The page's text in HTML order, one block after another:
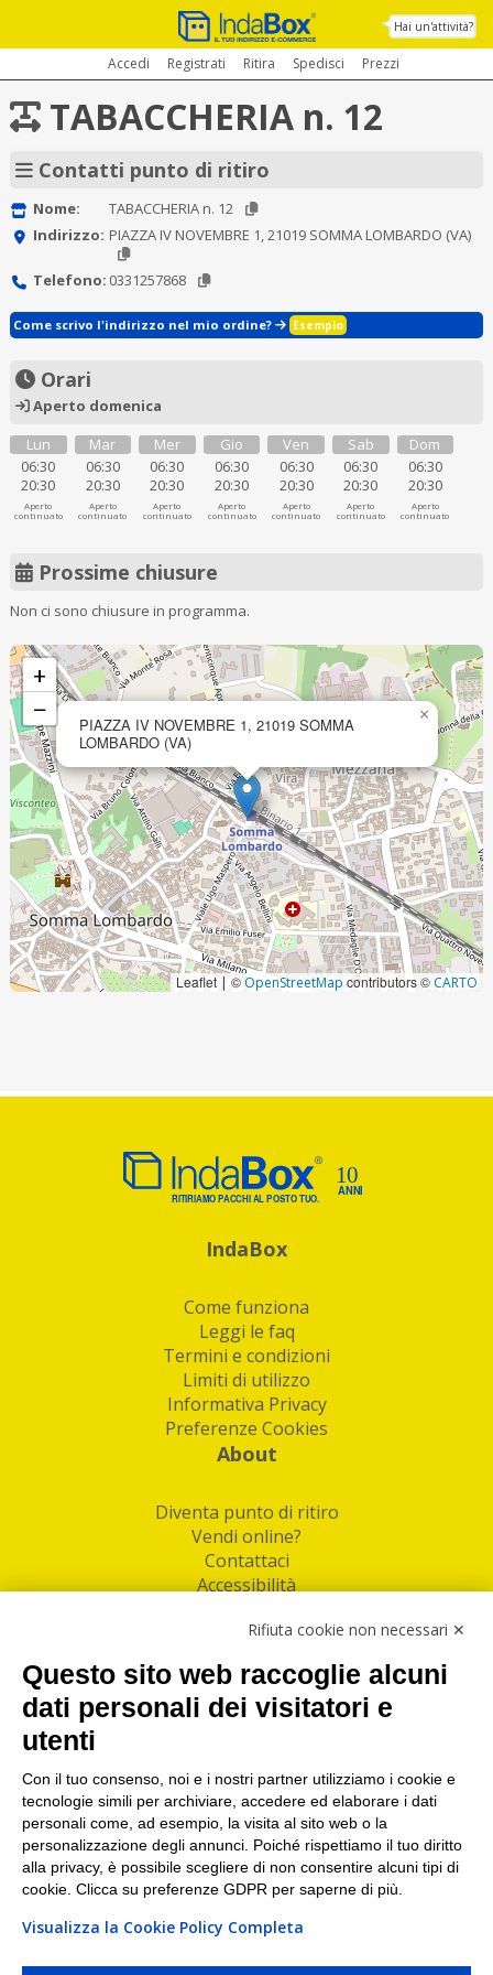
Hai un'attività?
Accedi Registrati Ritira Spedisci Prezzi
TABACCHERIA n. 12
Contatti punto di ritiro
Nome:
TABACCHERIA n. 12
Indirizzo: PIAZZA IV NOVEMBRE 1, 21019 SOMMA LOMBARDO (VA)
Telefono: 0331257868
Come scrivo l'indirizzo nel mio ordine? Esempio
Orari
Aperto domenica
Lun
06:30
20:30
Aperto
continuato
Mar
06:30
20:30
Aperto
continuato
Mer
06:30
20:30
Aperto
continuato
Gio
06:30
20:30
Aperto
continuato
Ven
06:30
20:30
Aperto
continuato
Sab
06:30
20:30
Aperto
continuato
Dom
06:30
20:30
Aperto
continuato
Prossime chiusure
Non ci sono chiusure in programma.
PIAZZA IV NOVEMBRE 1, 21019 SOMMA
LOMBARDO (VA)
×
+
−
Leaflet | ©OpenStreetMap contributors © CARTO
IndaBox
Come funziona
Leggi le faq
Termini e condizioni
Limiti di utilizzo
Informativa Privacy
Preferenze Cookies
About
Diventa punto di ritiro
Vendi online?
Contattaci
Accessibilità
Facebook
Linkedin
I nostri punti di ritiro e spedizione pacchi nelle
maggiori città italiane
Torino|Milano|Roma|Bologna|Firenze| Genova
Napoli|Varese
PI/CF/N°Iscr.: 10821360012 | REA: RM 1494760 | Cap.Soc.: 50.000€ |
Rifiuta cookie non necessari ✕
Questo sito web raccoglie alcuni
dati personali dei visitatori e
utenti
Con il tuo consenso, noi e i nostri partner utilizziamo i cookie e
tecnologie simili per archiviare, accedere ed elaborare i dati
personali come, ad esempio, la visita al sito web o la
personalizzazione degli annunci. Poiché rispettiamo il tuo diritto
alla privacy, è possibile scegliere di non consentire alcuni tipi di
cookie. Clicca su preferenze GDPR per saperne di più.
Visualizza la Cookie Policy Completa